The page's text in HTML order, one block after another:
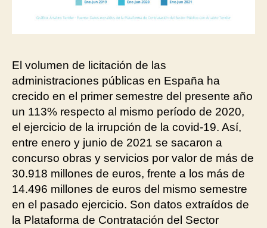
El volumen de licitación de las
administraciones públicas en España ha
crecido en el primer semestre del presente año
un 113% respecto al mismo período de 2020,
el ejercicio de la irrupción de la covid-19. Así,
entre enero y junio de 2021 se sacaron a
concurso obras y servicios por valor de más de
30.918 millones de euros, frente a los más de
14.496 millones de euros del mismo semestre
en el pasado ejercicio. Son datos extraídos de
la Plataforma de Contratación del Sector